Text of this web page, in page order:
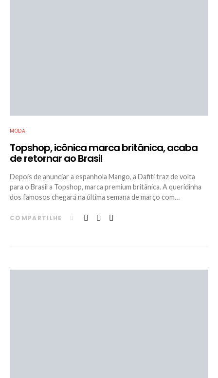
MODA
Topshop, icônica marca britânica, acaba
de retornar ao Brasil
Depois de anunciar a espanhola Mango, a Dafiti traz de volta
para o Brasil a Topshop, marca premium britânica. A queridinha
dos famosos chegará na última semana de março com…
COMPARTILHE